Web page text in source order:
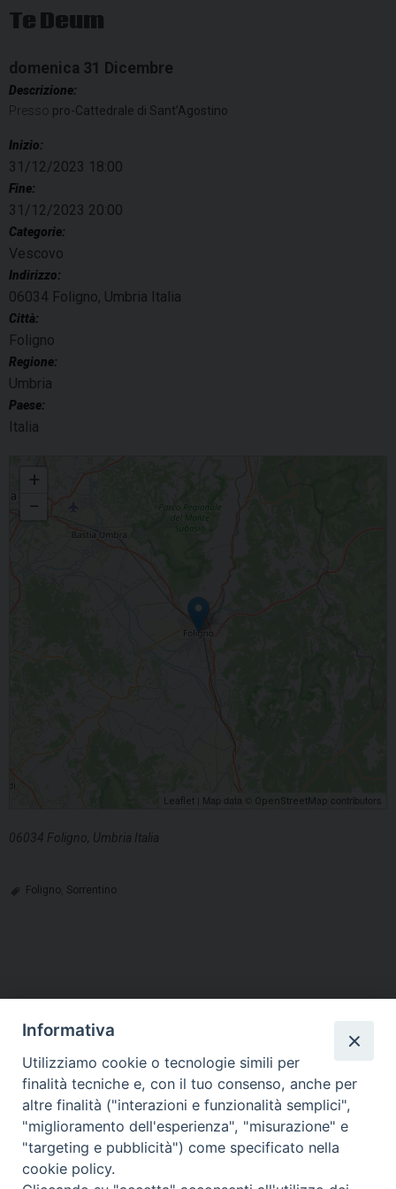
Te Deum
domenica 31 Dicembre
Descrizione:
Presso pro-Cattedrale di Sant’Agostino
Inizio:
31/12/2023 18:00
Fine:
31/12/2023 20:00
Categorie:
Vescovo
Indirizzo:
06034 Foligno, Umbria Italia
Città:
Foligno
Regione:
Umbria
Paese:
Italia
+
−
Leaflet | Map data © OpenStreetMap contributors
06034 Foligno, Umbria Italia
Foligno Sorrentino
HOME VESCOVO ORARI MESSE
CURIA VESCOVILE
TUTELA MINORI
UFFICI PASTORALI PERSONE
VITA CONSACRATA
DOCUMENTI
CONTATTI
Copyright © 2018 Diocesi di Foligno /Curia . Piazza Mons. Faloci 3 - 06034
Informativa
Utilizziamo cookie o tecnologie simili per
finalità tecniche e, con il tuo consenso, anche per
altre finalità ("interazioni e funzionalità semplici",
"miglioramento dell'esperienza", "misurazione" e
"targeting e pubblicità") come specificato nella
cookie policy.